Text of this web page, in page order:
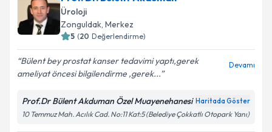
Üroloji
Zonguldak, Merkez
5 (20 Değerlendirme)
Bülent bey prostat kanser tedavimi yaptı,gerek
ameliyat öncesi bilgilendirme ,gerek...
Devamı
Prof.Dr Bülent Akduman Özel Muayenehanesi Haritada Göster
10 Temmuz Mah. Acılık Cad. No:11 Kat:5 (Belediye Çokkatlı Otopark Yanı)